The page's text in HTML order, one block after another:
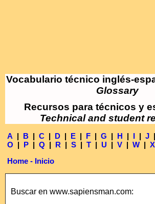
Vocabulario técnico inglés-
Glossary
Recursos para técnicos y
Technical and student
A | B | C | D | E | F | G | H | I | J |
O | P | Q | R | S | T | U | V | W | X
Home - Inicio
Buscar en www.sapiensman.com: